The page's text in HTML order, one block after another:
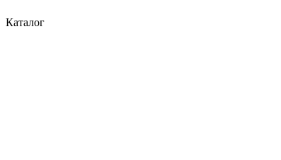
Каталог